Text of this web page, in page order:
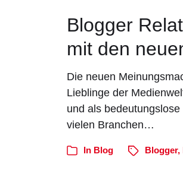
Blogger
mit den
Die neuen
Lieblinge der
und als
vielen Branchen…
In Blog Blogger,